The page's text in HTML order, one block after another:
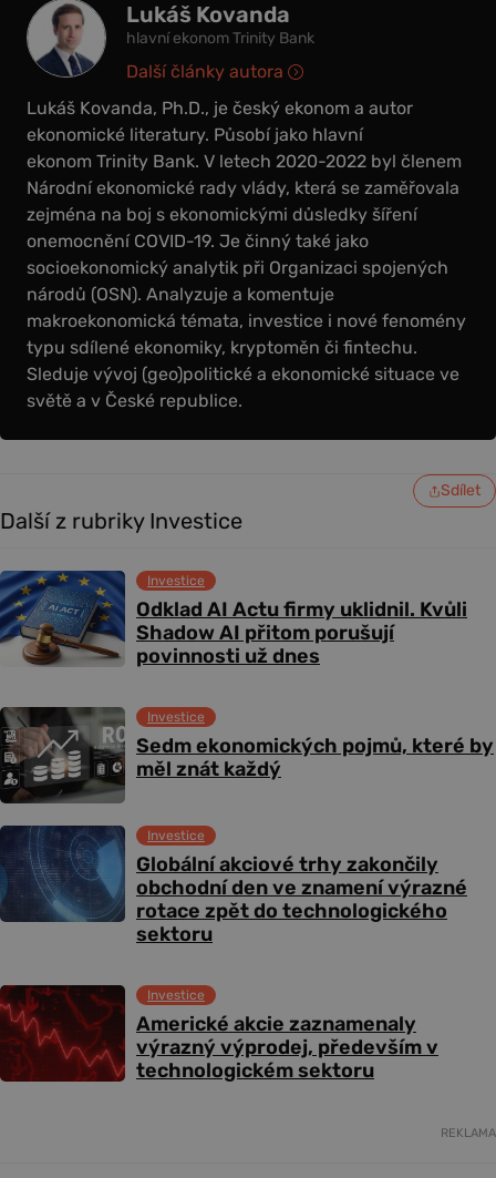
Lukáš Kovanda
hlavní ekonom Trinity Bank
Lukáš Kovanda, Ph.D., je český ekonom a autor
ekonomické literatury. Působí jako hlavní
ekonom Trinity Bank. V letech 2020-2022 byl členem
Národní ekonomické rady vlády, která se zaměřovala
zejména na boj s ekonomickými důsledky šíření
onemocnění COVID-19. Je činný také jako
socioekonomický analytik při Organizaci spojených
národů (OSN). Analyzuje a komentuje
makroekonomická témata, investice i nové fenomény
typu sdílené ekonomiky, kryptoměn či fintechu.
Sleduje vývoj (geo)politické a ekonomické situace ve
světě a v České republice.
Další články autora
Sdílet
Další z rubriky Investice
Odklad AI Actu firmy uklidnil. Kvůli
Shadow AI přitom porušují
povinnosti už dnes
Investice
Sedm ekonomických pojmů, které by
měl znát každý
Investice
Globální akciové trhy zakončily
obchodní den ve znamení výrazné
rotace zpět do technologického
sektoru
Investice
Americké akcie zaznamenaly
výrazný výprodej, především v
technologickém sektoru
Investice
REKLAMA